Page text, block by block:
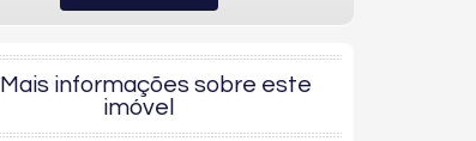
Mais informações sobre este
imóvel